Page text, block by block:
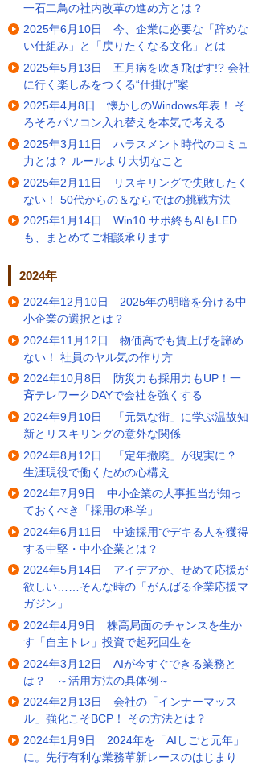
一石二鳥の社内改革の進め方とは？
2025年6月10日 今、企業に必要な「辞めな
い仕組み」と「戻りたくなる文化」とは
2025年5月13日 五月病を吹き飛ばす!? 会社
に行く楽しみをつくる“仕掛け”案
2025年4月8日 懐かしのWindows年表！ そ
ろそろパソコン入れ替えを本気で考える
2025年3月11日 ハラスメント時代のコミュ
力とは？ ルールより大切なこと
2025年2月11日 リスキリングで失敗したく
ない！ 50代からの＆ならではの挑戦方法
2025年1月14日 Win10 サポ終もAIもLED
も、まとめてご相談承ります
2024年
2024年12月10日 2025年の明暗を分ける中
小企業の選択とは？
2024年11月12日 物価高でも賃上げを諦め
ない！ 社員のヤル気の作り方
2024年10月8日 防災力も採用力もUP！一
斉テレワークDAYで会社を強くする
2024年9月10日 「元気な街」に学ぶ温故知
新とリスキリングの意外な関係
2024年8月12日 「定年撤廃」が現実に？
生涯現役で働くための心構え
2024年7月9日 中小企業の人事担当が知っ
ておくべき「採用の科学」
2024年6月11日 中途採用でデキる人を獲得
する中堅・中小企業とは？
2024年5月14日 アイデアか、せめて応援が
欲しい……そんな時の「がんばる企業応援マ
ガジン」
2024年4月9日 株高局面のチャンスを生か
す「自主トレ」投資で起死回生を
2024年3月12日 AIが今すぐできる業務と
は？ ～活用方法の具体例～
2024年2月13日 会社の「インナーマッス
ル」強化こそBCP！ その方法とは？
2024年1月9日 2024年を「AIしごと元年」
に。先行有利な業務革新レースのはじまり